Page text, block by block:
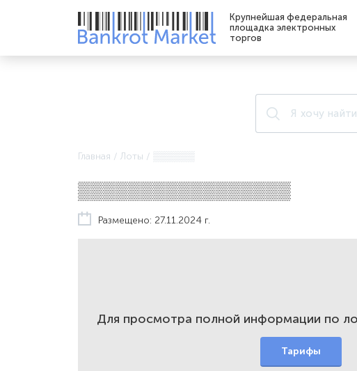
Крупнейшая федеральная
площадка электронных
торгов
Главная / Лоты /
▒▒▒▒▒▒▒▒▒▒▒▒▒▒▒▒▒
Размещено: 27.11.2024 г.
Для просмотра полной информации по
Тарифы